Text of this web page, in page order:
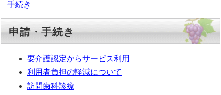
手続き
申請・手続き
要介護認定からサービス利用
利用者負担の軽減について
訪問歯科診療